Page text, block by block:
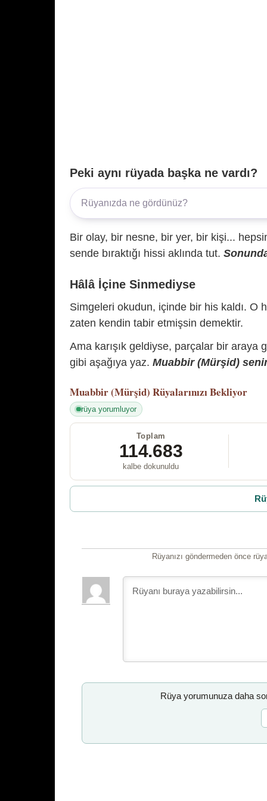
Peki aynı rüyada başka ne vardı?
Bir olay, bir nesne, bir yer, bir kişi...
sende bıraktığı hissi aklında tut.
Hâlâ İçine Sinmediyse
Simgeleri okudun, içinde bir his kaldı. O
zaten kendin tabir etmişsin demektir.
Ama karışık geldiyse, parçalar bir araya
gibi aşağıya yaz. Muabbir (Mürşid)
Muabbir (Mürşid) Rüyalarınızı Bekliyor
rüya yorumluyor
Toplam
114.683
kalbe dokunuldu
Rüyanızı göndermeden önce
Rüya yorumunuza daha